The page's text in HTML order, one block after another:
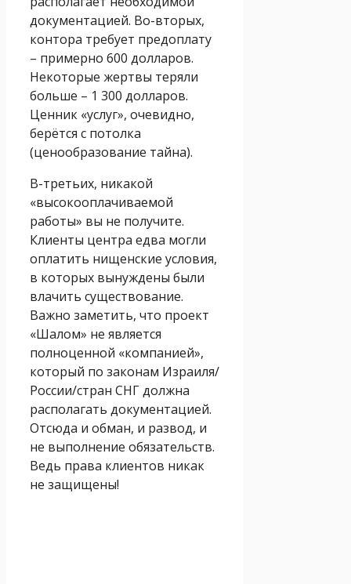
документацией. Во-вторых,
контора требует предоплату
– примерно 600 долларов.
Некоторые жертвы теряли
больше – 1 300 долларов.
Ценник «услуг», очевидно,
берётся с потолка
(ценообразование тайна).
В-третьих, никакой
«высокооплачиваемой
работы» вы не получите.
Клиенты центра едва могли
оплатить нищенские условия,
в которых вынуждены были
влачить существование.
Важно заметить, что проект
«Шалом» не является
полноценной «компанией»,
который по законам Израиля/
России/стран СНГ должна
располагать документацией.
Отсюда и обман, и развод, и
не выполнение обязательств.
Ведь права клиентов никак
не защищены!